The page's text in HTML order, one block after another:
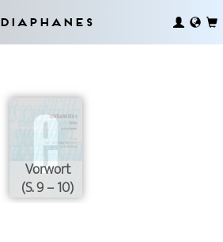
Diaphanes
Vorwort
(S. 9 – 10)